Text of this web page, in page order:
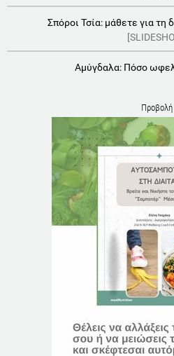
Σπόροι Τσία: μάθετε για τη
Αμύγδαλα: Πόσο
Προβολή